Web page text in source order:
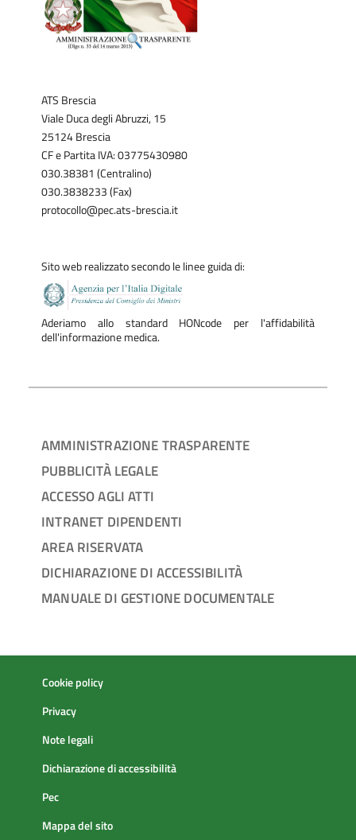
ATS Brescia
Viale Duca degli Abruzzi, 15
25124 Brescia
CF e Partita IVA: 03775430980
030.38381 (Centralino)
030.3838233 (Fax)
protocollo@pec.ats-brescia.it
Sito web realizzato secondo le linee guida di:
Aderiamo allo standard HONcode per l'affidabilità
dell'informazione medica.
AMMINISTRAZIONE TRASPARENTE
PUBBLICITÀ LEGALE
ACCESSO AGLI ATTI
INTRANET DIPENDENTI
AREA RISERVATA
DICHIARAZIONE DI ACCESSIBILITÀ
MANUALE DI GESTIONE DOCUMENTALE
Cookie policy
Privacy
Note legali
Dichiarazione di accessibilità
Pec
Mappa del sito